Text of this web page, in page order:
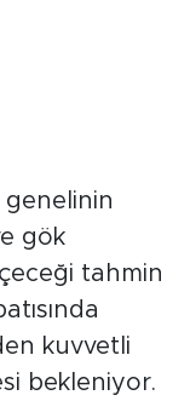
genelinin
gök
tahmin
kuvvetli
bekleniyor.